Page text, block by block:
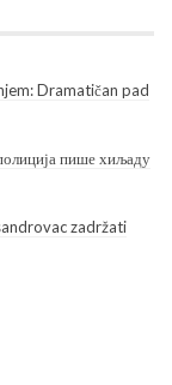
Dramatičan pad
пише хиљаду
zadržati